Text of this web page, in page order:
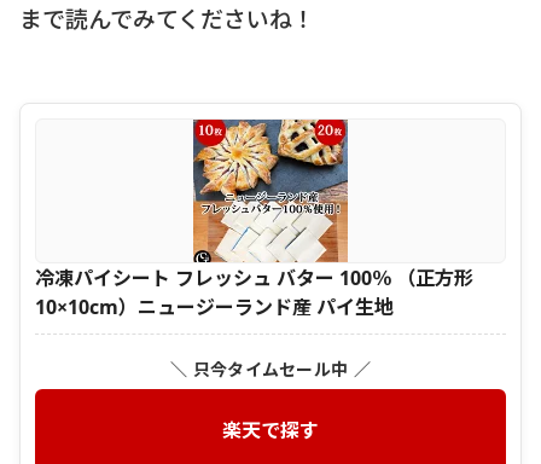
まで読んでみてくださいね！
冷凍パイシート フレッシュ バター 100％ （正方形
10×10cm）ニュージーランド産 パイ生地
＼ 只今タイムセール中 ／
楽天で探す